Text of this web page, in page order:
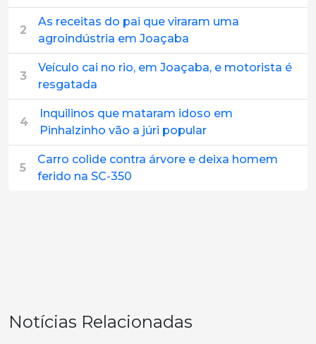
2
As receitas do pai que viraram uma
agroindústria em Joaçaba
3
Veículo cai no rio, em Joaçaba, e motorista é
resgatada
4
Inquilinos que mataram idoso em
Pinhalzinho vão a júri popular
5
Carro colide contra árvore e deixa homem
ferido na SC-350
Notícias Relacionadas